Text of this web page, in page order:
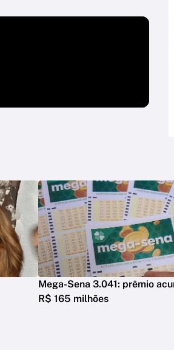
Mega-Sena 3.041: prêmio
R$ 165 milhões